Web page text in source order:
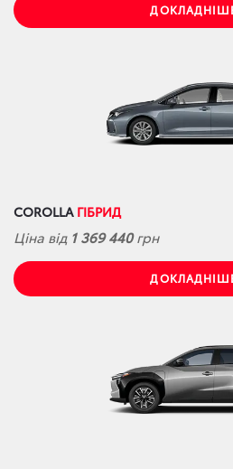
COROLLA ГІБРИД
Ціна від 1 369 440грн